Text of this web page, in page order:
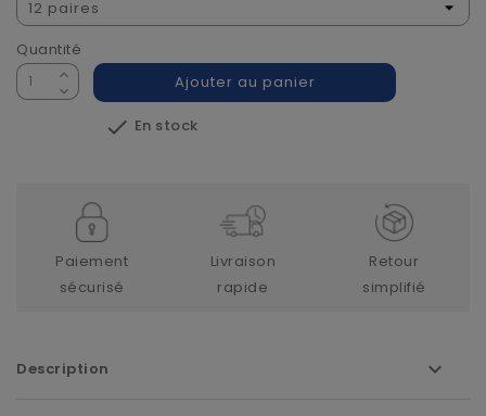
Quantité
Ajouter au panier
 En stock
Paiement
sécurisé
Livraison
rapide
Retour
simplifié
Description